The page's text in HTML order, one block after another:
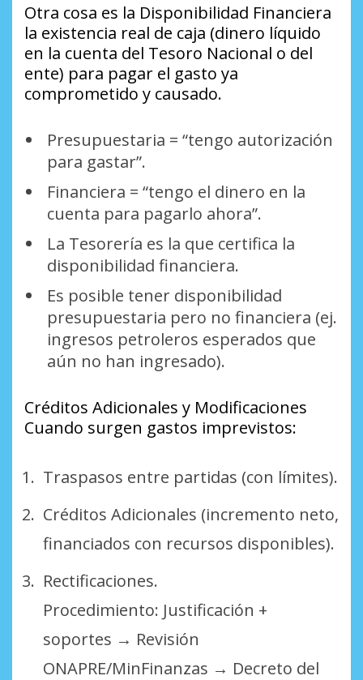
Otra cosa es la Disponibilidad Financiera
la existencia real de caja (dinero líquido
en la cuenta del Tesoro Nacional o del
ente) para pagar el gasto ya
comprometido y causado.
Presupuestaria = “tengo autorización
para gastar”.
Financiera = “tengo el dinero en la
cuenta para pagarlo ahora”.
La Tesorería es la que certifica la
disponibilidad financiera.
Es posible tener disponibilidad
presupuestaria pero no financiera (ej.
ingresos petroleros esperados que
aún no han ingresado).
Créditos Adicionales y Modificaciones
Cuando surgen gastos imprevistos:
Traspasos entre partidas (con límites).
Créditos Adicionales (incremento neto,
financiados con recursos disponibles).
Rectificaciones.
Procedimiento: Justificación +
soportes → Revisión
ONAPRE/MinFinanzas → Decreto del